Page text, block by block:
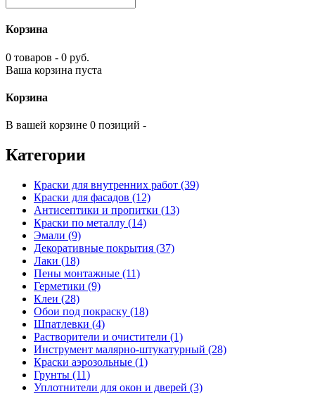
Корзина
0 товаров - 0 руб.
Ваша корзина пуста
Корзина
В вашей корзине 0 позиций -
Категории
Краски для внутренних работ (39)
Краски для фасадов (12)
Антисептики и пропитки (13)
Краски по металлу (14)
Эмали (9)
Декоративные покрытия (37)
Лаки (18)
Пены монтажные (11)
Герметики (9)
Клеи (28)
Обои под покраску (18)
Шпатлевки (4)
Растворители и очистители (1)
Инструмент малярно-штукатурный (28)
Краски аэрозольные (1)
Грунты (11)
Уплотнители для окон и дверей (3)